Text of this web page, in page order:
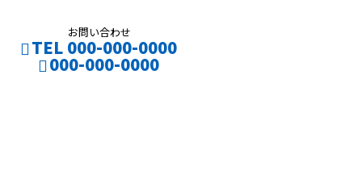
お問い合わせ
TEL 000-000-0000
000-000-0000